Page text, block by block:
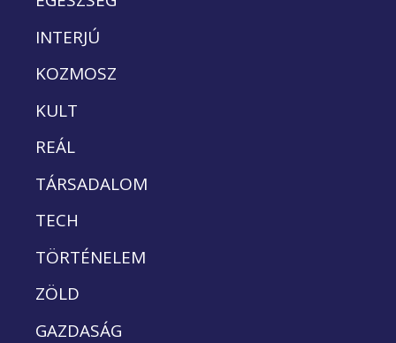
INTERJÚ
KOZMOSZ
KULT
REÁL
TÁRSADALOM
TECH
TÖRTÉNELEM
ZÖLD
GAZDASÁG